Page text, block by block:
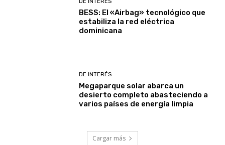
BESS: El «Airbag» tecnológico que
estabiliza la red eléctrica
dominicana
DE INTERÉS
Megaparque solar abarca un
desierto completo abasteciendo a
varios países de energía limpia
Cargar más